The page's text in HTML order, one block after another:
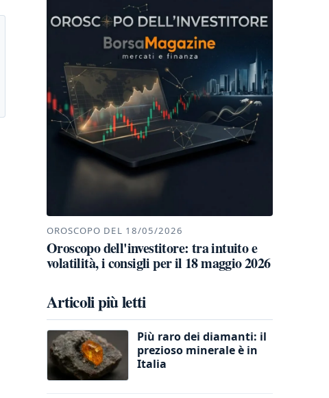
OROSCOPO DEL 18/05/2026
Oroscopo dell'investitore: tra intuito e
volatilità, i consigli per il 18 maggio 2026
Articoli più letti
Più raro dei diamanti: il
prezioso minerale è in
Italia